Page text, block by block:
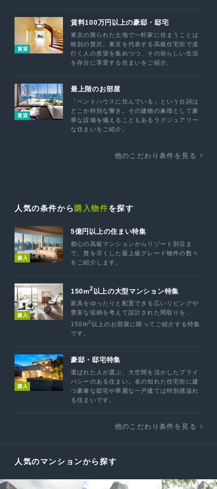
賃貸
賃料100万円以上の豪邸・邸宅
東京の限られた土地で一軒家に住まうことは
格別の贅沢。東京を代表する高級住宅街で道
行く人の羨望を集めつつ、その街らしい生活
を存分に享受する住まいをご紹介。
賃貸
最上階のお部屋
「ペントハウスに住んでいる」という台詞は
どこか特別な響き。その建物の象徴として豪
華な設備を備えることもあるラグジュアリー
な住まいをご紹介。
他のこだわり条件を見る
人気の条件から 購入物件を探す
購入
5億円以上の住まい特集
都心の高級マンションからリゾート別荘ま
で。贅を尽くした最上級グレード物件の数々
をご紹介します。
購入
150m2 以上の大型マンション特集
家具をゆったりと配置できる広いリビングや
豊富な収納を考えて設計された間取りを、
150m2 以上のお部屋に限ってご紹介する特集
です。
購入
豪邸・邸宅特集
選ばれた人が選ぶ、大空間を活かしたプライ
バシーのある住まい。名の知れた住宅街に建
つ豪奢な邸宅や華麗な一戸建ては特別感溢れ
る住まいです。
他のこだわり条件を見る
人気のマンションから探す